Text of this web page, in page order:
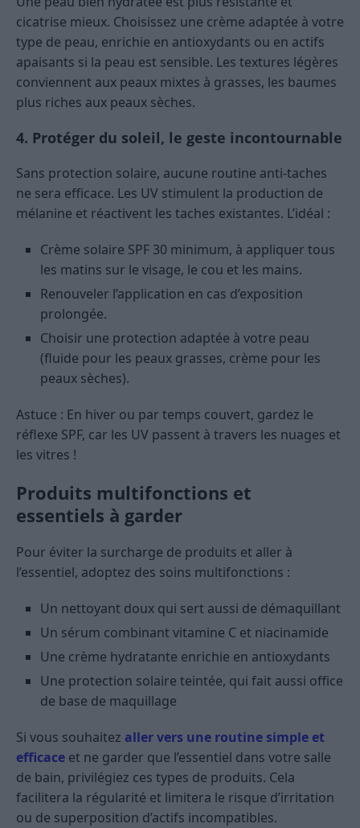
cicatrise mieux. Choisissez une crème adaptée à votre
type de peau, enrichie en antioxydants ou en actifs
apaisants si la peau est sensible. Les textures légères
conviennent aux peaux mixtes à grasses, les baumes
plus riches aux peaux sèches.
4. Protéger du soleil, le geste incontournable
Sans protection solaire, aucune routine anti-taches
ne sera efficace. Les UV stimulent la production de
mélanine et réactivent les taches existantes. L’idéal :
Crème solaire SPF 30 minimum, à appliquer tous
les matins sur le visage, le cou et les mains.
Renouveler l’application en cas d’exposition
prolongée.
Choisir une protection adaptée à votre peau
(fluide pour les peaux grasses, crème pour les
peaux sèches).
Astuce : En hiver ou par temps couvert, gardez le
réflexe SPF, car les UV passent à travers les nuages et
les vitres !
Produits multifonctions et
essentiels à garder
Pour éviter la surcharge de produits et aller à
l’essentiel, adoptez des soins multifonctions :
Un nettoyant doux qui sert aussi de démaquillant
Un sérum combinant vitamine C et niacinamide
Une crème hydratante enrichie en antioxydants
Une protection solaire teintée, qui fait aussi office
de base de maquillage
Si vous souhaitez aller vers une routine simple et
efficace et ne garder que l’essentiel dans votre salle
de bain, privilégiez ces types de produits. Cela
facilitera la régularité et limitera le risque d’irritation
ou de superposition d’actifs incompatibles.